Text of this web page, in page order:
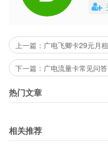
https://
办卡年龄
18-65周岁
不发货地区
省廊坊市,河北省邯
费
了市
下一篇：广电流量卡常见问
热门文章
相关推荐